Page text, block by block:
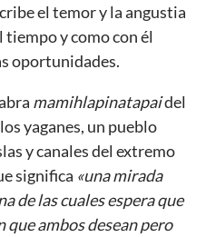
el temor y la angustia
tiempo y como con él
oportunidades.
mamihlapinatapaidel
yaganes, un pueblo
y canales del extremo
significa «una mirada
de las cuales espera que
que ambos desean pero